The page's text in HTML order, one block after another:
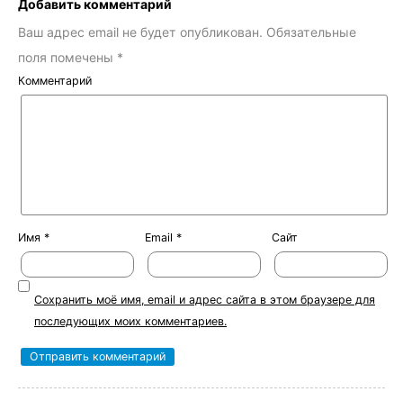
Добавить комментарий
Ваш адрес email не будет опубликован. Обязательные
поля помечены *
Комментарий
Имя * Email * Сайт
Сохранить моё имя, email и адрес сайта в этом браузере для
последующих моих комментариев.